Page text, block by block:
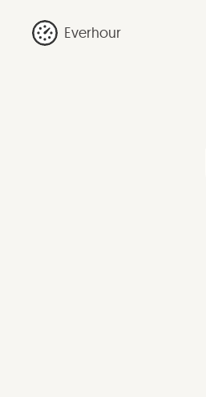
Everhour